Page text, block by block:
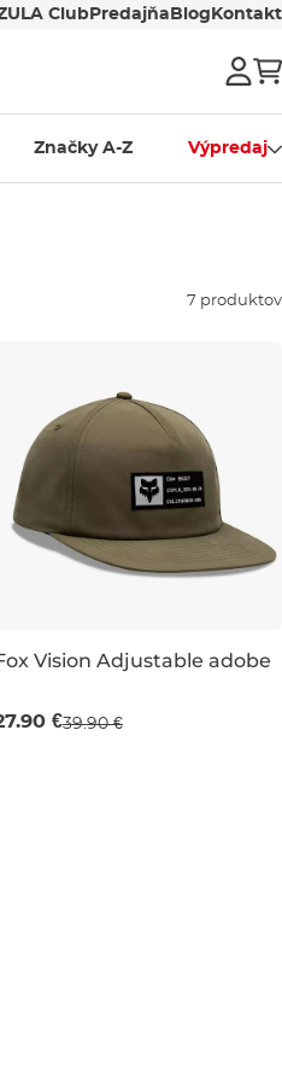
Club Predajňa Blog Kontakt
Značky A-Z Výpredaj
7 produktov
Vision Adjustable adobe
€39.90 €